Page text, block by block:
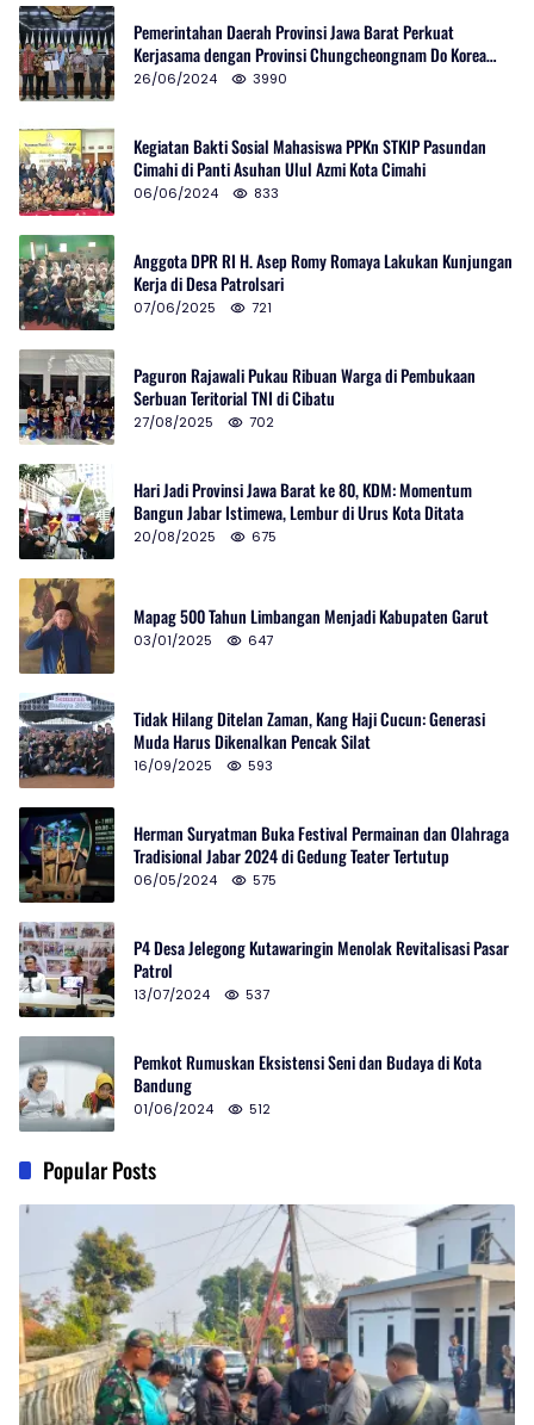
Pemerintahan Daerah Provinsi Jawa Barat Perkuat
Kerjasama dengan Provinsi Chungcheongnam Do Korea
Selatan
26/06/2024 3990
Kegiatan Bakti Sosial Mahasiswa PPKn STKIP Pasundan
Cimahi di Panti Asuhan Ulul Azmi Kota Cimahi
06/06/2024 833
Anggota DPR RI H. Asep Romy Romaya Lakukan Kunjungan
Kerja di Desa Patrolsari
07/06/2025 721
Paguron Rajawali Pukau Ribuan Warga di Pembukaan
Serbuan Teritorial TNI di Cibatu
27/08/2025 702
Hari Jadi Provinsi Jawa Barat ke 80, KDM: Momentum
Bangun Jabar Istimewa, Lembur di Urus Kota Ditata
20/08/2025 675
Mapag 500 Tahun Limbangan Menjadi Kabupaten Garut
03/01/2025 647
Tidak Hilang Ditelan Zaman, Kang Haji Cucun: Generasi
Muda Harus Dikenalkan Pencak Silat
16/09/2025 593
Herman Suryatman Buka Festival Permainan dan Olahraga
Tradisional Jabar 2024 di Gedung Teater Tertutup
06/05/2024 575
P4 Desa Jelegong Kutawaringin Menolak Revitalisasi Pasar
Patrol
13/07/2024 537
Pemkot Rumuskan Eksistensi Seni dan Budaya di Kota
Bandung
01/06/2024 512
Popular Posts